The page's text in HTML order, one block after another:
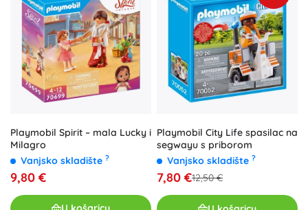
Playmobil Spirit – mala Lucky i
Milagro
Vanjsko skladište ?
9,80 €
Playmobil City Life spasilac na
segwayu s priborom
Vanjsko skladište ?
7,80 €12,50 €